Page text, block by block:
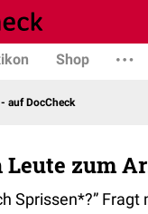
Shop
auf DocCheck
zum
Sprissen*?” Fragt